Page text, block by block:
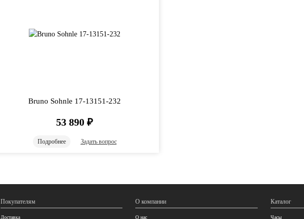
Bruno Sohnle 17-13151-232
53 890 ₽
Подробнее Задать вопрос
Покупателям
Доставка
О компании
О нас
Каталог
Часы